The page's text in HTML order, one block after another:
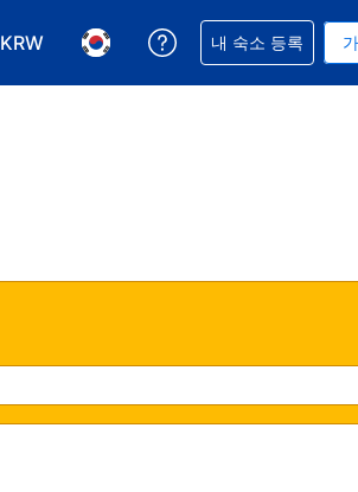
KRW
통화 선택. 현재 선택된 통화는 대한민국
언어 선택. 현재 선택된 언어는
예약과 관련해 도움
내 숙소 등록